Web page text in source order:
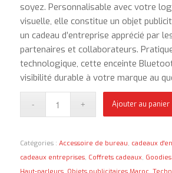
soyez. Personnalisable avec votre
visuelle, elle constitue un objet
un cadeau d’entreprise apprécié par
partenaires et collaborateurs.
technologique, cette enceinte
visibilité durable à votre marque au
Ajouter au panier
Catégories : Accessoire de bureau, cadeaux
cadeaux entreprises, Coffrets cadeaux,